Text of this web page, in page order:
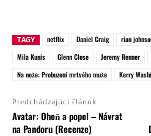
TAGY netflix Daniel Craig rian
Mila Kunis
Glenn Close Jeremy Renner
Na nože: Probuzení mrtvého muže
Kerry
Predchádzajúci článok
Avatar: Oheň a popel – Návrat
na Pandoru (Recenze)